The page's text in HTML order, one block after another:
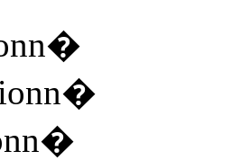
�
�
�